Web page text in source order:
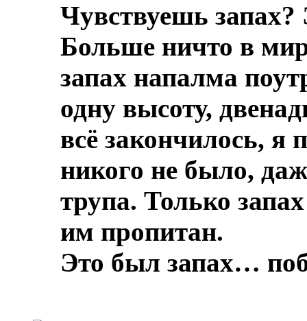
Чувствуешь
Больше ничто в
запах напалма
одну высоту,
всё закончилось, я
никого не было,
трупа. Только
им пропитан.
Это был запах…